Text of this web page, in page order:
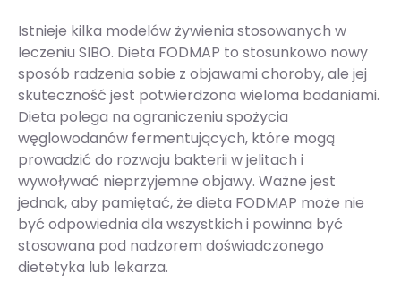
Istnieje kilka modelów żywienia stosowanych w
leczeniu SIBO. Dieta FODMAP to stosunkowo nowy
sposób radzenia sobie z objawami choroby, ale jej
skuteczność jest potwierdzona wieloma badaniami.
Dieta polega na ograniczeniu spożycia
węglowodanów fermentujących, które mogą
prowadzić do rozwoju bakterii w jelitach i
wywoływać nieprzyjemne objawy. Ważne jest
jednak, aby pamiętać, że dieta FODMAP może nie
być odpowiednia dla wszystkich i powinna być
stosowana pod nadzorem doświadczonego
dietetyka lub lekarza.